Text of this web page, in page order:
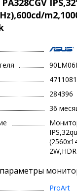
284396
36
ProArt